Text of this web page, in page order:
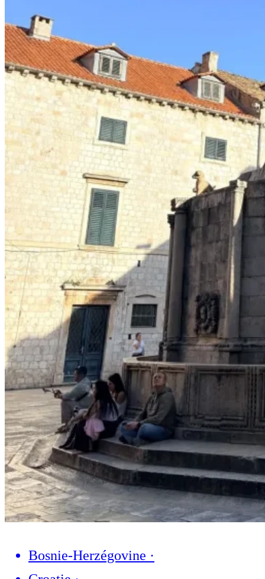
Bosnie-Herzégovine ·